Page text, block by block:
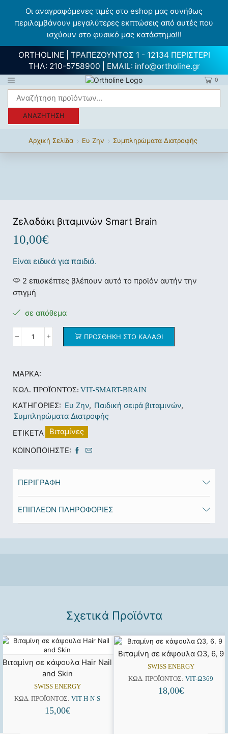
Οι αναγραφόμενες τιμές στο eshop μας συνήθως
περιλαμβάνουν μεγαλύτερες εκπτώσεις από αυτές που
ισχύουν στο φυσικό μας κατάστημα!!!
ORTHOLINE | ΤΡΑΠΕΖΟΥΝΤΟΣ 1 - 12134 ΠΕΡΙΣΤΕΡΙ
ΤΗΛ: 210-5758900 | EMAIL: info@ortholine.gr
0
ΑΝΑΖΉΤΗΣΗ
Αρχική Σελίδα Ευ Ζην Συμπληρώματα Διατροφής
Ζελαδάκι βιταμινών Smart Brain
10,00€
Είναι ειδικά για παιδιά.
2 επισκέπτες βλέπουν αυτό το προϊόν αυτήν την
στιγμή
σε απόθεμα
ΠΡΟΣΘΉΚΗ ΣΤΟ ΚΑΛΆΘΙ
ΜΆΡΚΑ:
ΚΩΔ. ΠΡΟΪΌΝΤΟΣ: VIT-SMART-BRAIN
ΚΑΤΗΓΟΡΊΕΣ: Ευ Ζην, Παιδική σειρά βιταμινών,
Συμπληρώματα Διατροφής
ΕΤΙΚΈΤΑ
Βιταμίνες
ΚΟΙΝΟΠΟΙΉΣΤΕ:
ΠΕΡΙΓΡΑΦΉ
ΕΠΙΠΛΈΟΝ ΠΛΗΡΟΦΟΡΊΕΣ
Σχετικά Προϊόντα
Βιταμίνη σε κάψουλα Hair Nail
and Skin
SWISS ENERGY
ΚΩΔ. ΠΡΟΪΌΝΤΟΣ: VIT-H-N-S
15,00€
Βιταμίνη σε κάψουλα Ω3, 6, 9
SWISS ENERGY
ΚΩΔ. ΠΡΟΪΌΝΤΟΣ: VIT-Ω369
18,00€